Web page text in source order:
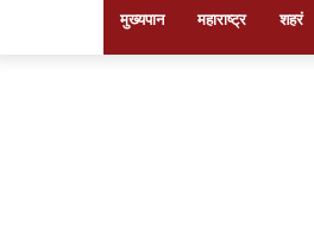
मुख्यपान महाराष्ट्र शहरं